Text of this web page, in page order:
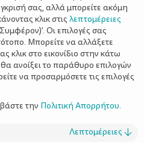
που κάνουμε
του παιδιού
σας, αλλά μπορείτε ακόμη
κλικ στις λεπτομέρειες
Οι επιλογές σας
Μπορείτε να αλλάξετε
κλικ στο εικονίδιο στην κάτω
ανοίξει το παράθυρο επιλογών
να προσαρμόσετε τις επιλογές
την Πολιτική Απορρήτου.
Λεπτομέρειες ↓